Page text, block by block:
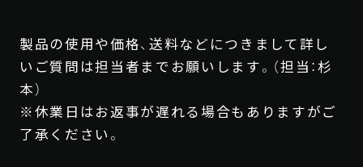
ONLINE SHOP
製品の使用や価格、送料などにつきまして詳し
いご質問は担当者までお願いします。（担当：杉
本）
※休業日はお返事が遅れる場合もありますがご
了承ください。